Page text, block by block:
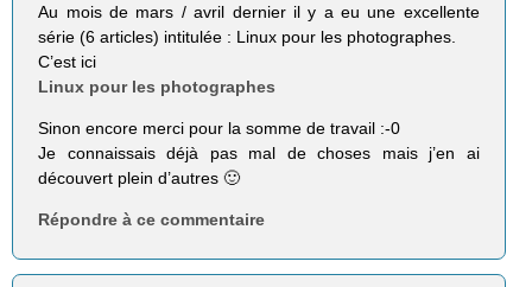
Au mois de mars / avril dernier il y a eu une excellente
série (6 articles) intitulée : Linux pour les photographes.
C’est ici
Linux pour les photographes
Sinon encore merci pour la somme de travail :-0
Je connaissais déjà pas mal de choses mais j’en ai
découvert plein d’autres 🙂
Répondre à ce commentaire